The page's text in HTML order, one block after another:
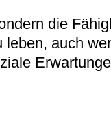
die
auch